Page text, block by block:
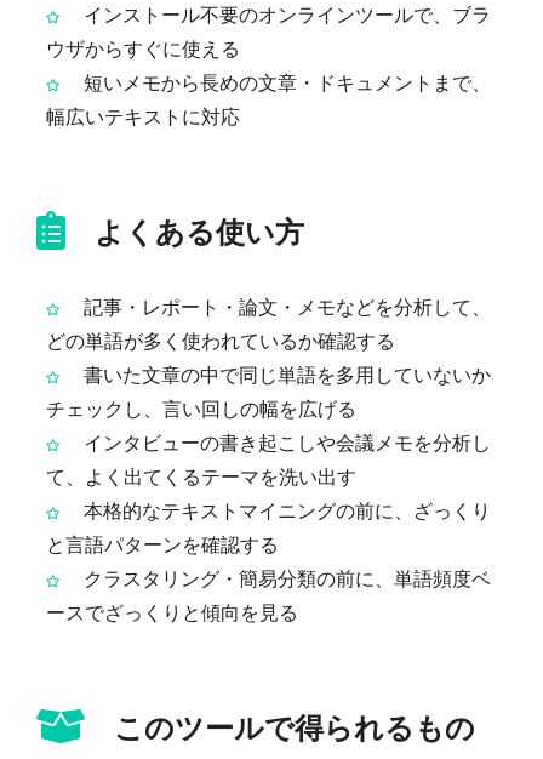
インストール不要のオンラインツールで、ブラ
ウザからすぐに使える
短いメモから長めの文章・ドキュメントまで、
幅広いテキストに対応
よくある使い方
記事・レポート・論文・メモなどを分析して、
どの単語が多く使われているか確認する
書いた文章の中で同じ単語を多用していないか
チェックし、言い回しの幅を広げる
インタビューの書き起こしや会議メモを分析し
て、よく出てくるテーマを洗い出す
本格的なテキストマイニングの前に、ざっくり
と言語パターンを確認する
クラスタリング・簡易分類の前に、単語頻度ベ
ースでざっくりと傾向を見る
このツールで得られるもの